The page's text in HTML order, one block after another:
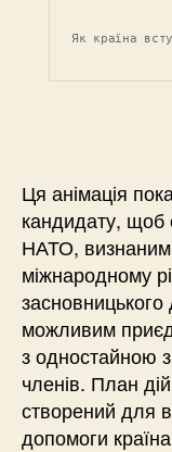
Як країна
Ця анімація
кандидату, щоб
НАТО, визнаним
міжнародному
можливим
з одностайною
членів. План
створений для
допомоги